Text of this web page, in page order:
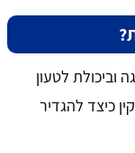
וביכולת לטעון
כיצד להגדיר